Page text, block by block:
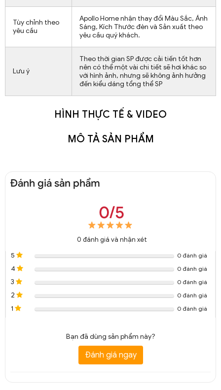
Tùy chỉnh theo
yêu cầu
Apollo Home nhận thay đổi Màu Sắc, Ánh
Sáng, Kích Thước đèn và Sản xuất theo
yêu cầu quý khách.
Lưu ý
Theo thời gian SP được cải tiến tốt hơn
nên có thể một vài chi tiết sẽ hơi khác so
với hình ảnh, nhưng sẽ không ảnh hưởng
đến kiểu dáng tổng thể SP
HÌNH THỰC TẾ & VIDEO
MÔ TẢ SẢN PHẨM
Đánh giá sản phẩm
0/5
0 đánh giá và nhận xét
5
0 đánh giá
4 0 đánh giá
3 0 đánh giá
2 0 đánh giá
1 0 đánh giá
Bạn đã dùng sản phẩm này?
Đánh giá ngay